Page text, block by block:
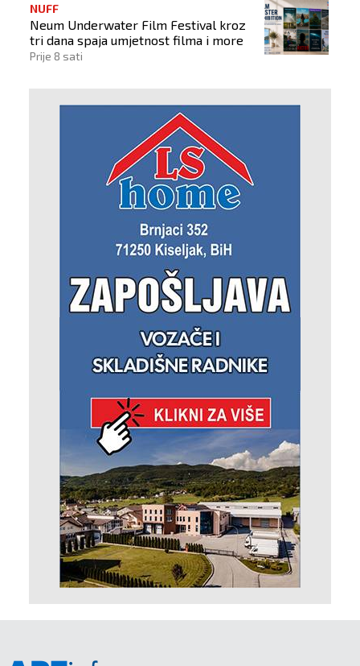
NUFF
Neum Underwater Film Festival kroz
tri dana spaja umjetnost filma i more
Prije 8 sati